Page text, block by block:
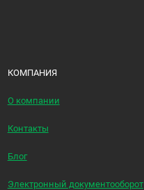
КОМПАНИЯ
О компании
Контакты
Блог
Электронный документооборот